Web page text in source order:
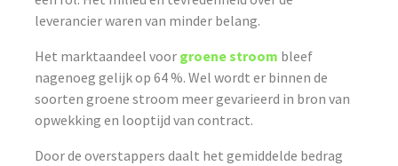
leverancier waren van minder belang.
Het marktaandeel voor groene stroom bleef
nagenoeg gelijk op 64 %. Wel wordt er binnen de
soorten groene stroom meer gevarieerd in bron van
opwekking en looptijd van contract.
Door de overstappers daalt het gemiddelde bedrag